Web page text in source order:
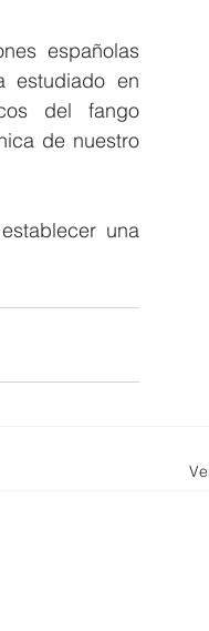
españolas
estudiado en
del fango
de nuestro
una